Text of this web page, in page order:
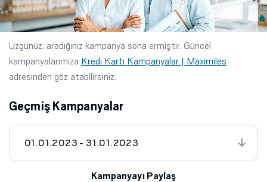
Üzgünüz, aradığınız kampanya sona ermiştir. Güncel
kampanyalarımıza Kredi Kartı Kampanyalar | Maximiles
adresinden göz atabilirsiniz.
Geçmiş Kampanyalar
01.01.2023 - 31.01.2023
Kampanyayı Paylaş